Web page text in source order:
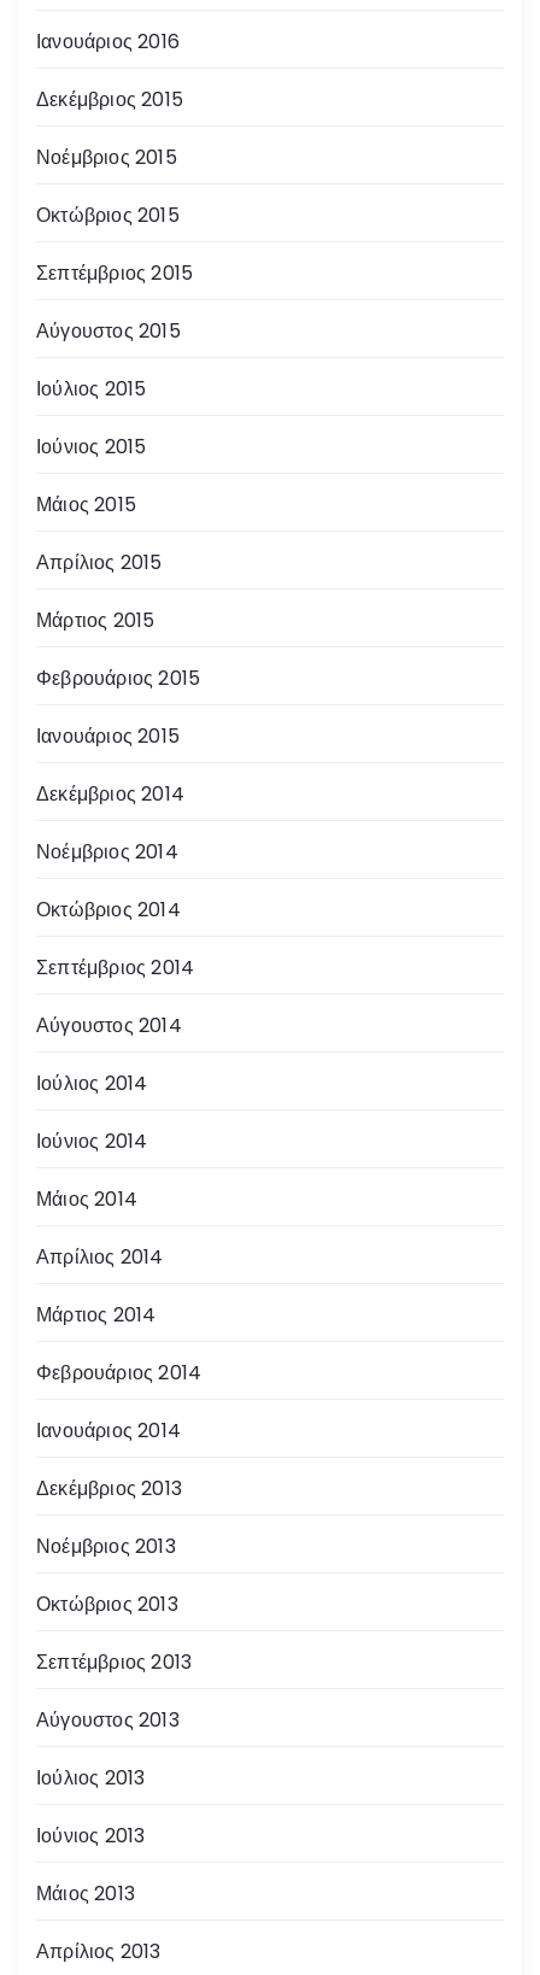
Ιανουάριος 2016
Δεκέμβριος 2015
Νοέμβριος 2015
Οκτώβριος 2015
Σεπτέμβριος 2015
Αύγουστος 2015
Ιούλιος 2015
Ιούνιος 2015
Μάιος 2015
Απρίλιος 2015
Μάρτιος 2015
Φεβρουάριος 2015
Ιανουάριος 2015
Δεκέμβριος 2014
Νοέμβριος 2014
Οκτώβριος 2014
Σεπτέμβριος 2014
Αύγουστος 2014
Ιούλιος 2014
Ιούνιος 2014
Μάιος 2014
Απρίλιος 2014
Μάρτιος 2014
Φεβρουάριος 2014
Ιανουάριος 2014
Δεκέμβριος 2013
Νοέμβριος 2013
Οκτώβριος 2013
Σεπτέμβριος 2013
Αύγουστος 2013
Ιούλιος 2013
Ιούνιος 2013
Μάιος 2013
Απρίλιος 2013